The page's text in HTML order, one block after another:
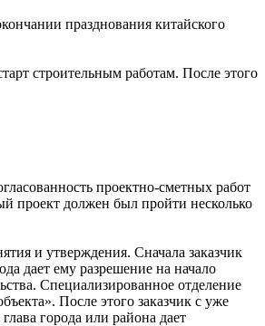
празднования китайского
строительным работам. После этого
проектно-сметных работ
проект должен был пройти несколько
и утверждения. Сначала заказчик
дает ему разрешение на начало
Специализированное отделение
После этого заказчик с уже
города или района дает